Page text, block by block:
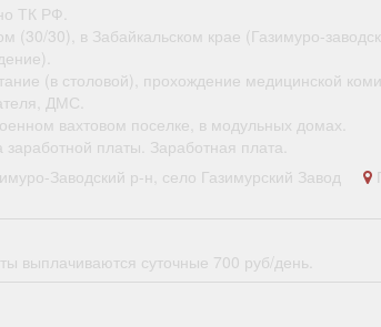
ТК РФ.
(30/30), в Забайкальском крае (Газимуро-
(в столовой), прохождение медицинской
ДМС.
вахтовом поселке, в модульных домах.
платы. Заработная плата.
Заводский р-н, село Газимурский Завод
выплачиваются суточные 700 руб/день.